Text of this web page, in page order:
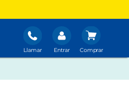
Llamar Entrar